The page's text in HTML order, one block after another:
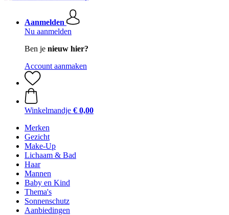
Aanmelden
Nu aanmelden
Ben je nieuw hier?
Account aanmaken
Winkelmandje € 0,00
Merken
Gezicht
Make-Up
Lichaam & Bad
Haar
Mannen
Baby en Kind
Thema's
Sonnenschutz
Aanbiedingen